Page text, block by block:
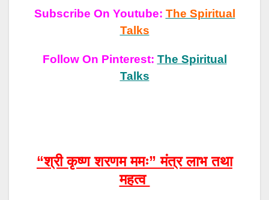
Subscribe On Youtube: The Spiritual
Talks
Follow On Pinterest: The Spiritual
Talks
“श्री कृष्ण शरणम ममः” मंत्र लाभ तथा
महत्व